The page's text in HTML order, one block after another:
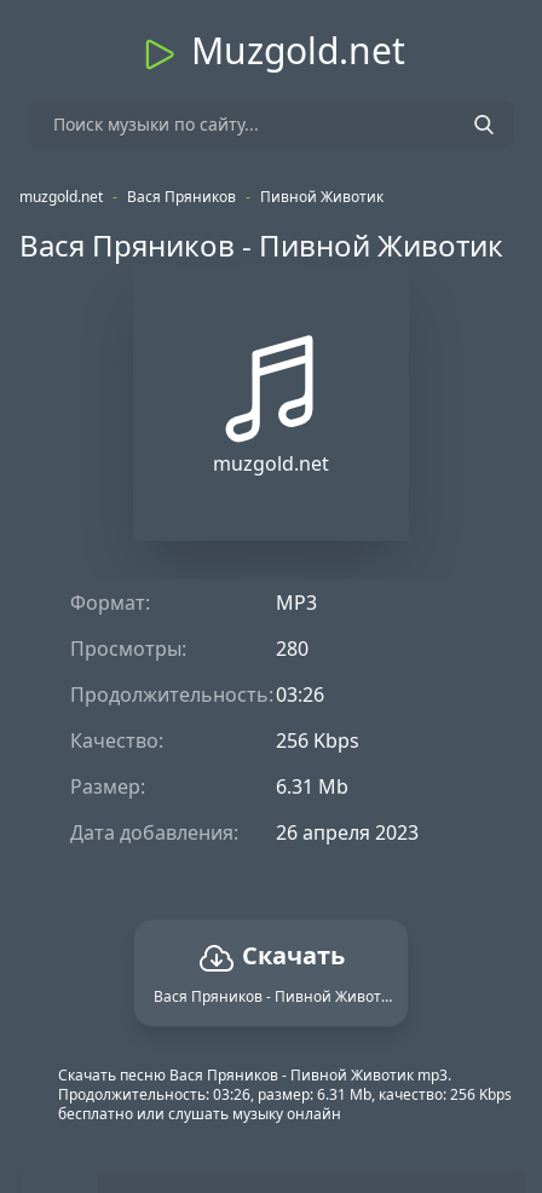
Muzgold.net
muzgold.net - Вася Пряников - Пивной Животик
Вася Пряников - Пивной Животик
muzgold.net
Формат:
MP3
Просмотры:
280
Продолжительность:03:26
Качество:
256 Kbps
Размер:
6.31 Mb
Дата добавления:
26 апреля 2023
Скачать
Вася Пряников - Пивной Животик
Скачать песню Вася Пряников - Пивной Животик mp3.
Продолжительность: 03:26, размер: 6.31 Mb, качество: 256 Kbps
бесплатно или слушать музыку онлайн